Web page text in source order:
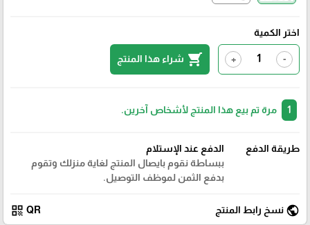
اختر الكمية
-
+
shopping_cart شراء هذا المنتج
مرة تم بيع هذا المنتج لأشخاص آخرين.
طريقة الدفع
الدفع عند الإستلام
ببساطة نقوم بايصال المنتج لغاية منزلك وتقوم
بدفع الثمن لموظف التوصيل.
public نسخ رابط المنتج QR
qr_code